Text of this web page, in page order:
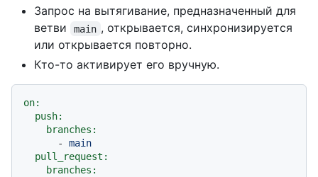
Запрос на вытягивание, предназначенный для
ветви
main , открывается, синхронизируется
или открывается повторно.
Кто-то активирует его вручную.
on:
push:
branches:
-
main
pull_request:
branches: